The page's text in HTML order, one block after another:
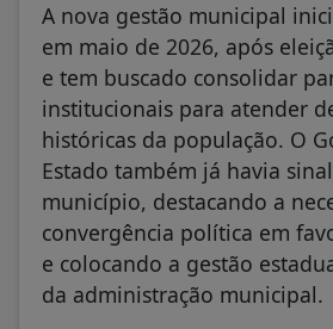
A nova gestão municipal
em maio de 2026, após
e tem buscado consolidar
institucionais para atender
históricas da população. O
Estado também já havia
município, destacando a
convergência política em
e colocando a gestão
da administração municipal.